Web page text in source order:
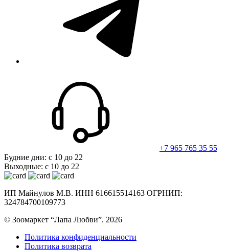
+7 965 765 35 55
Будние дни: с 10 до 22
Выходные: с 10 до 22
ИП Майнулов М.В. ИНН 616615514163 ОГРНИП:
324784700109773
© Зоомаркет “Лапа Любви”. 2026
Политика конфиденциальности
Политика возврата